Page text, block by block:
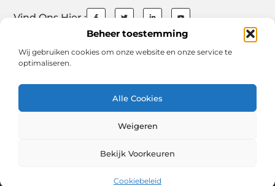
Beheer toestemming
Wij gebruiken cookies om onze website en onze service te
optimaliseren.
Alle Cookies
Weigeren
Bekijk Voorkeuren
Cookiebeleid
Vind Ons Hier :
Website index Cookiebeleid (EU)
Goede Backlinks: De Sleutel tot Succesvolle SEO en Hogere Rankings
Geld Verdienen via Internet: Jouw Gids naar Online Inkomen en Vrijheid